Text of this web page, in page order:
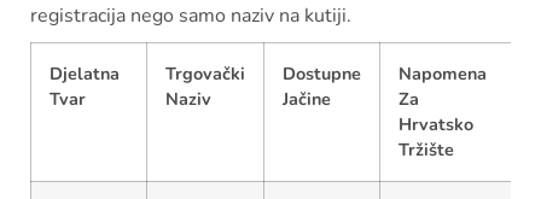
registracija nego samo naziv na kutiji.
Djelatna
Tvar
Trgovački
Naziv
Dostupne
Jačine
Napomena
Za
Hrvatsko
Tržište